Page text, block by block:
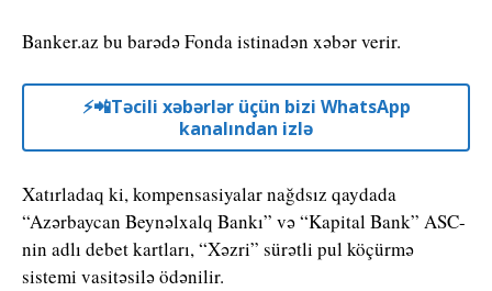
Banker.az bu barədə Fonda istinadən xəbər verir.
⚡️📲Təcili xəbərlər üçün bizi WhatsApp
kanalından izlə
Xatırladaq ki, kompensasiyalar nağdsız qaydada
“Azərbaycan Beynəlxalq Bankı” və “Kapital Bank” ASC-
nin adlı debet kartları, “Xəzri” sürətli pul köçürmə
sistemi vasitəsilə ödənilir.